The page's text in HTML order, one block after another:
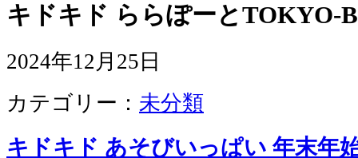
キドキド ららぽーとTOKYO-
2024年12月25日
カテゴリー： 未分類
キドキド あそびいっぱい 年末年